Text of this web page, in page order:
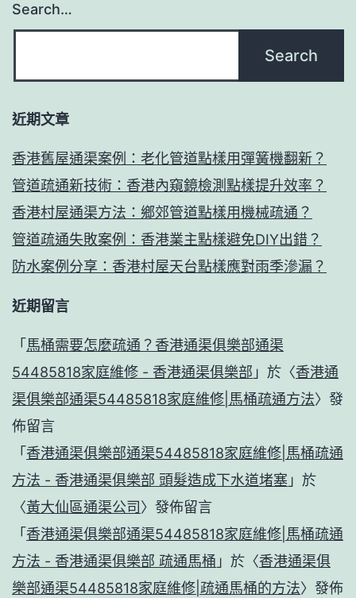
Search…
近期文章
香港舊屋通渠案例：老化管道點樣用彈簧機翻新？
管道疏通新技術：香港內窺鏡檢測點樣提升效率？
香港村屋通渠方法：鄉郊管道點樣用機械疏通？
管道疏通失敗案例：香港業主點樣避免DIY出錯？
防水案例分享：香港村屋天台點樣應對雨季滲漏？
近期留言
「 馬桶需要怎麼疏通？香港通渠俱樂部通渠
54485818家庭維修 - 香港通渠俱樂部 」於〈香港通
渠俱樂部通渠54485818家庭維修|馬桶疏通方法〉發
佈留言
「 香港通渠俱樂部通渠54485818家庭維修|馬桶疏通
方法 - 香港通渠俱樂部 頭髮造成下水道堵塞 」於
〈黃大仙區通渠公司〉發佈留言
「 香港通渠俱樂部通渠54485818家庭維修|馬桶疏通
方法 - 香港通渠俱樂部 疏通馬桶 」於〈香港通渠俱
樂部通渠54485818家庭維修|疏通馬桶的方法〉發佈